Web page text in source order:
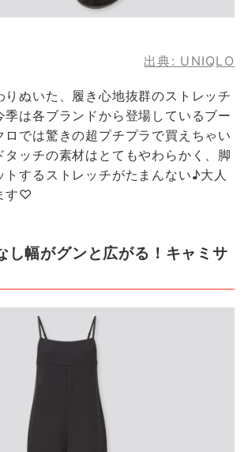
出典: UNIQLO
りぬいた、履き心地抜群のストレッチ
季は各ブランドから登場しているブー
ロでは驚きの超プチプラで買えちゃい
タッチの素材はとてもやわらかく、脚
トするストレッチがたまんない♪大人
す♡
し幅がグンと広がる！キャミサ